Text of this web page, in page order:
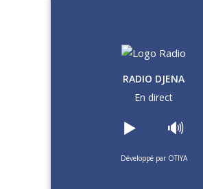
RADIO DJENA
En direct
▶️ 🔊
Développé par OTIYA